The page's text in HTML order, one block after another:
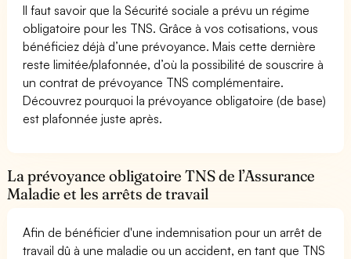
Il faut savoir que la Sécurité sociale a prévu un régime
obligatoire pour les TNS. Grâce à vos cotisations, vous
bénéficiez déjà d’une prévoyance. Mais cette dernière
reste limitée/plafonnée, d’où la possibilité de souscrire à
un contrat de prévoyance TNS complémentaire.
Découvrez pourquoi la prévoyance obligatoire (de base)
est plafonnée juste après.
La prévoyance obligatoire TNS de l’Assurance
Maladie et les arrêts de travail
Afin de bénéficier d'une indemnisation pour un arrêt de
travail dû à une maladie ou un accident, en tant que TNS